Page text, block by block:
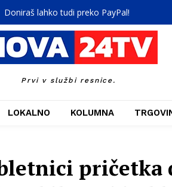
Doniraš lahko tudi preko PayPal!
Prvi v službi resnice.
LOKALNO KOLUMNA
pričetka